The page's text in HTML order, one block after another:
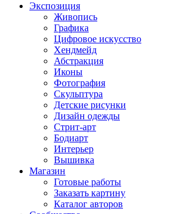
Экспозиция
Живопись
Графика
Цифровое искусство
Хендмейд
Абстракция
Иконы
Фотография
Скульптура
Детские рисунки
Дизайн одежды
Стрит-арт
Бодиарт
Интерьер
Вышивка
Магазин
Готовые работы
Заказать картину
Каталог авторов